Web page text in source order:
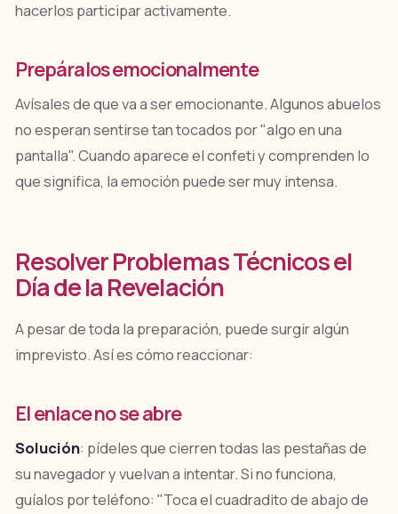
hacerlos participar activamente.
Prepáralos emocionalmente
Avísales de que va a ser emocionante. Algunos abuelos
no esperan sentirse tan tocados por "algo en una
pantalla". Cuando aparece el confeti y comprenden lo
que significa, la emoción puede ser muy intensa.
Resolver Problemas Técnicos el
Día de la Revelación
A pesar de toda la preparación, puede surgir algún
imprevisto. Así es cómo reaccionar:
El enlace no se abre
Solución: pídeles que cierren todas las pestañas de
su navegador y vuelvan a intentar. Si no funciona,
guíalos por teléfono: "Toca el cuadradito de abajo de